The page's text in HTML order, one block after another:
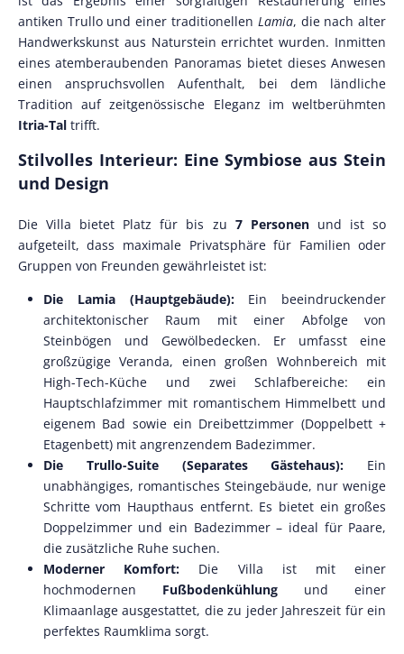
antiken Trullo und einer traditionellen Lamia, die nach alter
Handwerkskunst aus Naturstein errichtet wurden. Inmitten
eines atemberaubenden Panoramas bietet dieses Anwesen
einen anspruchsvollen Aufenthalt, bei dem ländliche
Tradition auf zeitgenössische Eleganz im weltberühmten
Itria-Taltrifft.
Stilvolles Interieur: Eine Symbiose aus Stein
und Design
Die Villa bietet Platz für bis zu 7 Personenund ist so
aufgeteilt, dass maximale Privatsphäre für Familien oder
Gruppen von Freunden gewährleistet ist:
Die Lamia (Hauptgebäude):Ein beeindruckender
architektonischer Raum mit einer Abfolge von
Steinbögen und Gewölbedecken. Er umfasst eine
großzügige Veranda, einen großen Wohnbereich mit
High-Tech-Küche und zwei Schlafbereiche: ein
Hauptschlafzimmer mit romantischem Himmelbett und
eigenem Bad sowie ein Dreibettzimmer (Doppelbett +
Etagenbett) mit angrenzendem Badezimmer.
Die Trullo-Suite (Separates Gästehaus): Ein
unabhängiges, romantisches Steingebäude, nur wenige
Schritte vom Haupthaus entfernt. Es bietet ein großes
Doppelzimmer und ein Badezimmer – ideal für Paare,
die zusätzliche Ruhe suchen.
Moderner Komfort:Die Villa ist mit einer
hochmodernen Fußbodenkühlungund einer
Klimaanlage ausgestattet, die zu jeder Jahreszeit für ein
perfektes Raumklima sorgt.